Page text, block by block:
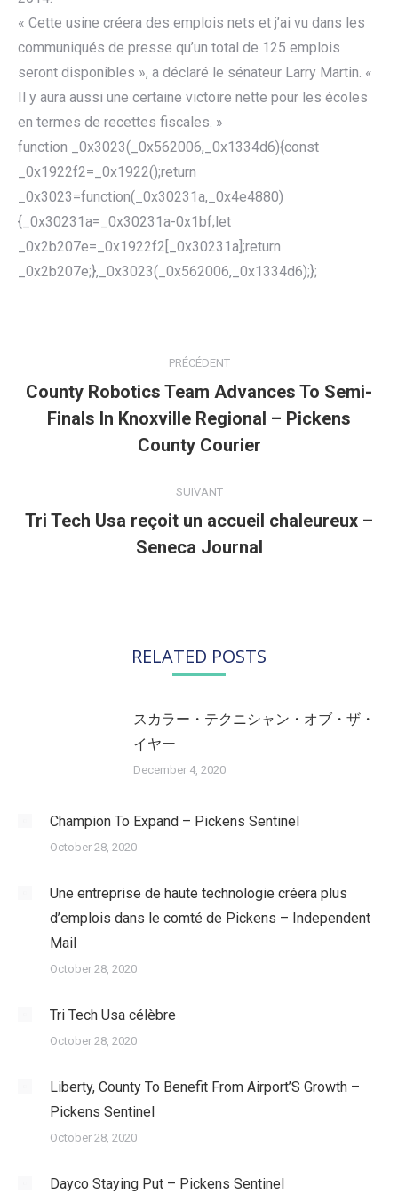
« Cette usine créera des emplois nets et j’ai vu dans les
communiqués de presse qu’un total de 125 emplois
seront disponibles », a déclaré le sénateur Larry Martin. «
Il y aura aussi une certaine victoire nette pour les écoles
en termes de recettes fiscales. »
function _0x3023(_0x562006,_0x1334d6){const
_0x1922f2=_0x1922();return
_0x3023=function(_0x30231a,_0x4e4880)
{_0x30231a=_0x30231a-0x1bf;let
_0x2b207e=_0x1922f2[_0x30231a];return
_0x2b207e;},_0x3023(_0x562006,_0x1334d6);};
PRÉCÉDENT
Article
précédent
County Robotics Team Advances To Semi-
Finals In Knoxville Regional – Pickens
County Courier
SUIVANT
Article
suivant
Tri Tech Usa reçoit un accueil chaleureux –
Seneca Journal
RELATED POSTS
スカラー・テクニシャン・オブ・ザ・
イヤー
December 4, 2020
Champion To Expand – Pickens Sentinel
October 28, 2020
Une entreprise de haute technologie créera plus
d’emplois dans le comté de Pickens – Independent
Mail
October 28, 2020
Tri Tech Usa célèbre
October 28, 2020
Liberty, County To Benefit From Airport’S Growth –
Pickens Sentinel
October 28, 2020
Dayco Staying Put – Pickens Sentinel